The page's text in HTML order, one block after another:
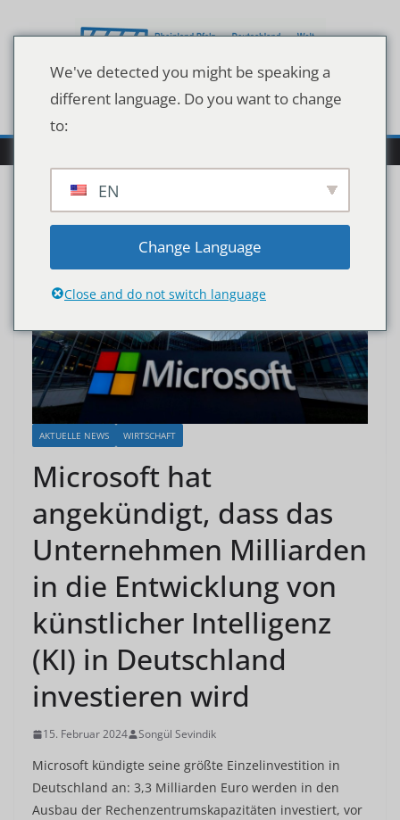
Inhalt
AKTUELLE NEWS WIRTSCHAFT
Microsoft hat
angekündigt, dass das
Unternehmen Milliarden
in die Entwicklung von
künstlicher Intelligenz
(KI) in Deutschland
investieren wird
15. Februar 2024 Songül Sevindik
Microsoft kündigte seine größte Einzelinvestition in
Deutschland an: 3,3 Milliarden Euro werden in den
Ausbau der Rechenzentrumskapazitäten investiert, vor
We've detected you might be speaking a
different language. Do you want to change
to:
EN
Change Language
Close and do not switch language